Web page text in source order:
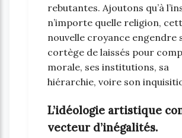
rebutantes. Ajoutons qu’à
n’importe quelle religion,
nouvelle croyance engendre
cortège de laissés pour
morale, ses institutions, sa
hiérarchie, voire son
L’idéologie artistique
vecteur d’inégalités.